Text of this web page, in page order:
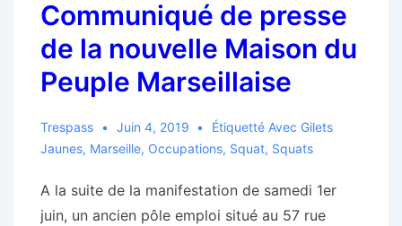
de
jeunes
tchadiens
est
–
Rassemblement
à
venir
Communiqué de presse
de la nouvelle Maison du
Peuple Marseillaise
Trespass Juin 4, 2019 Étiquetté Avec Gilets
Jaunes, Marseille, Occupations, Squat, Squats
A la suite de la manifestation de samedi 1er
juin, un ancien pôle emploi situé au 57 rue